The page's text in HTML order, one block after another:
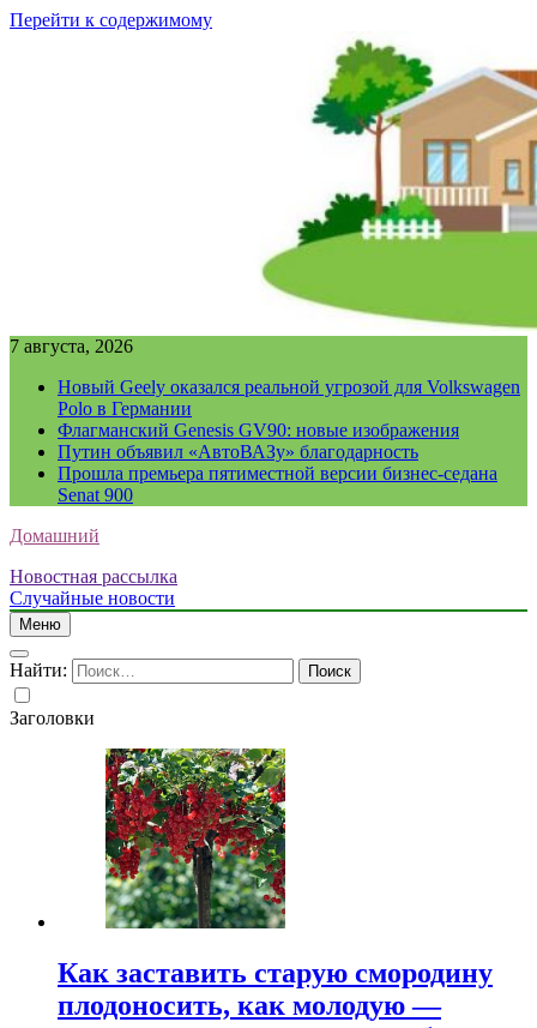
Перейти к содержимому
7 августа, 2026
Новый Geely оказался реальной угрозой для Volkswagen
Polo в Германии
Флагманский Genesis GV90: новые изображения
Путин объявил «АвтоВАЗу» благодарность
Прошла премьера пятиместной версии бизнес-седана
Senat 900
Домашний
Новостная рассылка
Случайные новости
Меню
Найти:
Заголовки
Как заставить старую смородину
плодоносить, как молодую —